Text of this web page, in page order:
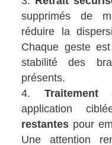
supprimés de
réduire la
Chaque geste
stabilité des
présents.
Traitement
application
restantes pour
Une attention